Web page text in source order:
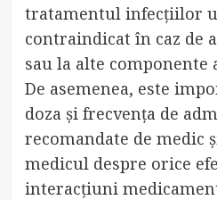
tratamentul infecțiilor
contraindicat în caz de
sau la alte
De asemenea, este
doza și frecvența de
recomandate de medic
medicul despre orice
interacțiuni